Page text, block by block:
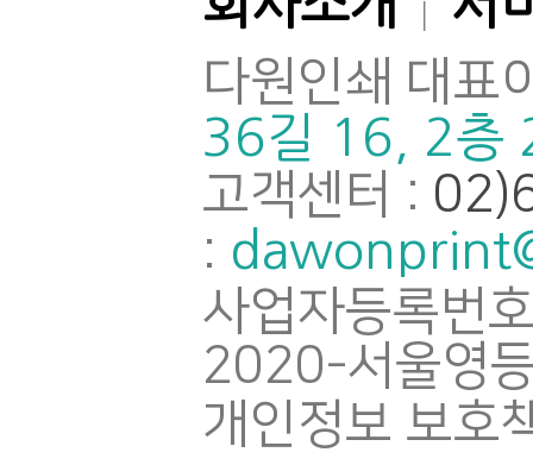
|
다원인쇄 대표
36길 16, 2층
고객센터 :
:
사업자등록번
2020-서울영
개인정보 보호